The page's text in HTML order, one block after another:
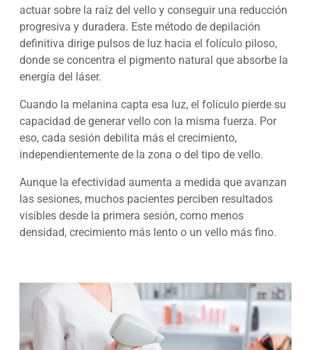
actuar sobre la raíz del vello y conseguir una reducción
progresiva y duradera. Este método de depilación
definitiva dirige pulsos de luz hacia el folículo piloso,
donde se concentra el pigmento natural que absorbe la
energía del láser.
Cuando la melanina capta esa luz, el folículo pierde su
capacidad de generar vello con la misma fuerza. Por
eso, cada sesión debilita más el crecimiento,
independientemente de la zona o del tipo de vello.
Aunque la efectividad aumenta a medida que avanzan
las sesiones, muchos pacientes perciben resultados
visibles desde la primera sesión, como menos
densidad, crecimiento más lento o un vello más fino.